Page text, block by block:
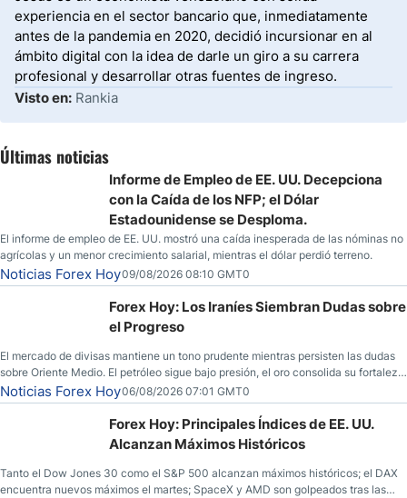
experiencia en el sector bancario que, inmediatamente
antes de la pandemia en 2020, decidió incursionar en al
ámbito digital con la idea de darle un giro a su carrera
profesional y desarrollar otras fuentes de ingreso.
Visto en: Rankia
Últimas noticias
Informe de Empleo de EE. UU. Decepciona
con la Caída de los NFP; el Dólar
Estadounidense se Desploma.
El informe de empleo de EE. UU. mostró una caída inesperada de las nóminas no
agrícolas y un menor crecimiento salarial, mientras el dólar perdió terreno.
Noticias Forex Hoy09/08/2026 08:10 GMT0
Forex Hoy: Los Iraníes Siembran Dudas sobre
el Progreso
El mercado de divisas mantiene un tono prudente mientras persisten las dudas
sobre Oriente Medio. El petróleo sigue bajo presión, el oro consolida su fortaleza
y los operadores esperan nuevas referencias económicas desde Estados
Unidos.
Noticias Forex Hoy06/08/2026 07:01 GMT0
Forex Hoy: Principales Índices de EE. UU.
Alcanzan Máximos Históricos
Tanto el Dow Jones 30 como el S&P 500 alcanzan máximos históricos; el DAX
encuentra nuevos máximos el martes; SpaceX y AMD son golpeados tras las